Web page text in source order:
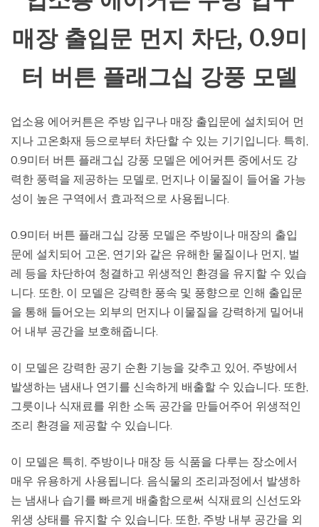
매장 출입문 먼지 차단, 0.9미
터 버튼 플래그십 강풍 모델
업소용 에어커튼은 주방 입구나 매장 출입문에 설치되어 먼
지나 고온화재 등으로부터 차단할 수 있는 기기입니다. 특히,
0.9미터 버튼 플래그십 강풍 모델은 에어커튼 중에서도 강
력한 풍력을 제공하는 모델로, 먼지나 이물질이 들어올 가능
성이 높은 구역에서 효과적으로 사용됩니다.
0.9미터 버튼 플래그십 강풍 모델은 주방이나 매장의 출입
문에 설치되어 고온, 연기와 같은 유해한 물질이나 먼지, 벌
레 등을 차단하여 청결하고 위생적인 환경을 유지할 수 있습
니다. 또한, 이 모델은 강력한 풍속 및 풍향으로 인해 출입문
을 통해 들어오는 외부의 먼지나 이물질을 강력하게 밀어내
어 내부 공간을 보호해줍니다.
이 모델은 강력한 공기 순환 기능을 갖추고 있어, 주방에서
발생하는 냄새나 연기를 신속하게 배출할 수 있습니다. 또한,
그릇이나 식재료를 위한 소독 공간을 만들어주어 위생적인
조리 환경을 제공할 수 있습니다.
이 모델은 특히, 주방이나 매장 등 식품을 다루는 장소에서
매우 유용하게 사용됩니다. 음식물의 조리과정에서 발생하
는 냄새나 습기를 빠르게 배출함으로써 식재료의 신선도와
위생 상태를 유지할 수 있습니다. 또한, 주방 내부 공간을 외